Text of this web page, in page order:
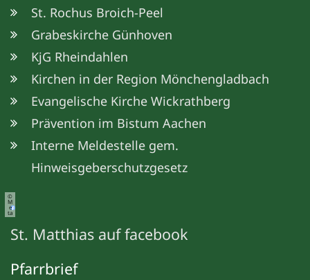
St. Rochus Broich-Peel
Grabeskirche Günhoven
KjG Rheindahlen
Kirchen in der Region Mönchengladbach
Evangelische Kirche Wickrathberg
Prävention im Bistum Aachen
Interne Meldestelle gem.
Hinweisgeberschutzgesetz
©
M
e
ta
St. Matthias auf facebook
Pfarrbrief